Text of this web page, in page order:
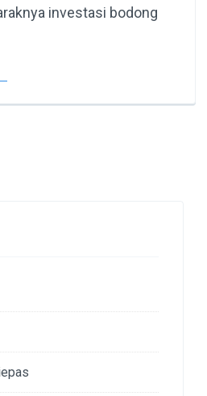
investasi bodong